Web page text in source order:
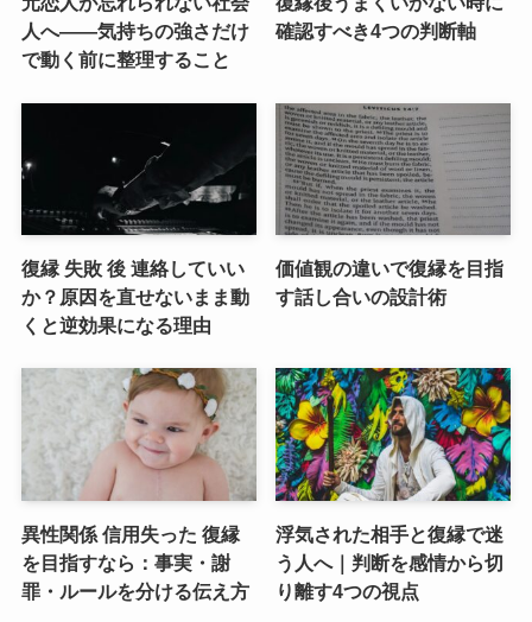
人へ――気持ちの強さだけ
で動く前に整理すること
確認すべき4つの判断軸
復縁 失敗 後 連絡していい
か？原因を直せないまま動
くと逆効果になる理由
価値観の違いで復縁を目指
す話し合いの設計術
異性関係 信用失った 復縁
を目指すなら：事実・謝
罪・ルールを分ける伝え方
浮気された相手と復縁で迷
う人へ｜判断を感情から切
り離す4つの視点